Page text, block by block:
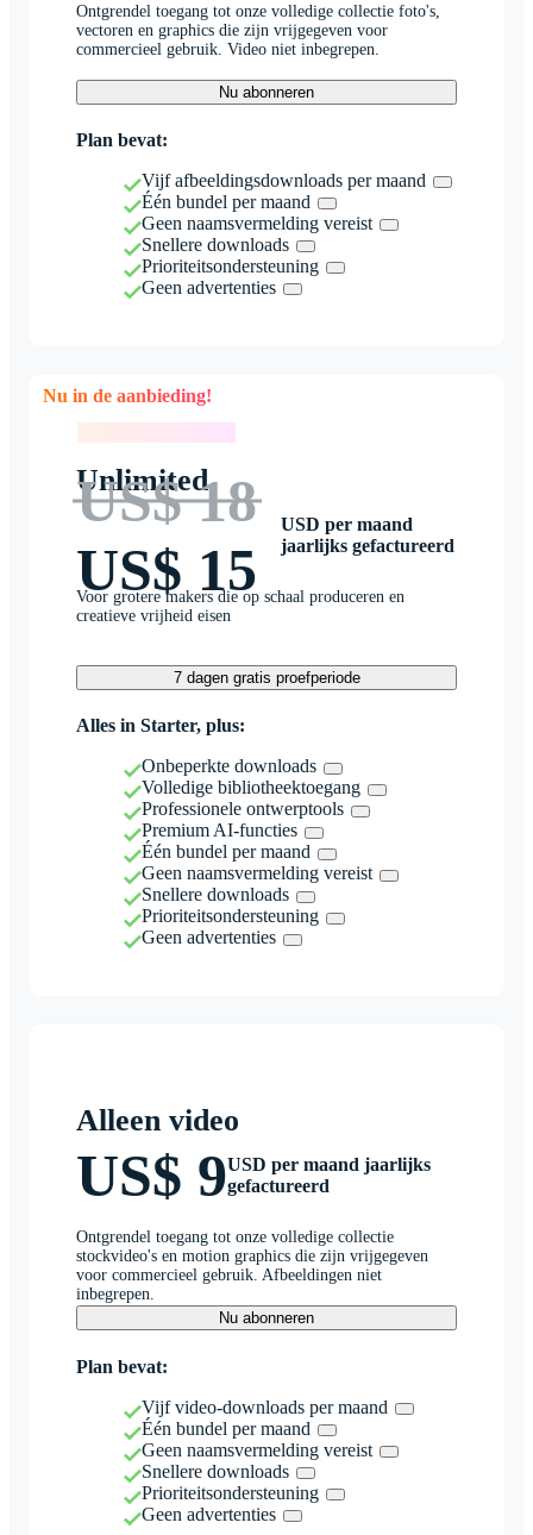
Ontgrendel toegang tot onze volledige collectie foto's,
vectoren en graphics die zijn vrijgegeven voor
commercieel gebruik. Video niet inbegrepen.
Nu abonneren
Plan bevat:
Vijf afbeeldingsdownloads per maand
Één bundel per maand
Geen naamsvermelding vereist
Snellere downloads
Prioriteitsondersteuning
Geen advertenties
Nu in de aanbieding!
Unlimited
US$ 18
US$ 15
USD per maand
jaarlijks gefactureerd
Voor grotere makers die op schaal produceren en
creatieve vrijheid eisen
7 dagen gratis proefperiode
Alles in Starter, plus:
Onbeperkte downloads
Volledige bibliotheektoegang
Professionele ontwerptools
Premium AI-functies
Één bundel per maand
Geen naamsvermelding vereist
Snellere downloads
Prioriteitsondersteuning
Geen advertenties
Alleen video
US$ 9USD per maand jaarlijks
gefactureerd
Ontgrendel toegang tot onze volledige collectie
stockvideo's en motion graphics die zijn vrijgegeven
voor commercieel gebruik. Afbeeldingen niet
inbegrepen.
Nu abonneren
Plan bevat:
Vijf video-downloads per maand
Één bundel per maand
Geen naamsvermelding vereist
Snellere downloads
Prioriteitsondersteuning
Geen advertenties